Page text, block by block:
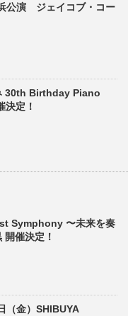
公演 ジェイコブ・コー
30th Birthday Piano
定！
Symphony 〜未来を奏
催決定！
（金）SHIBUYA